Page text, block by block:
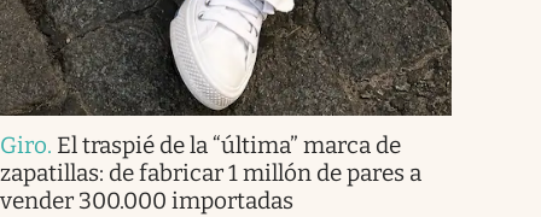
Giro. El traspié de la “última” marca de
zapatillas: de fabricar 1 millón de pares a
vender 300.000 importadas